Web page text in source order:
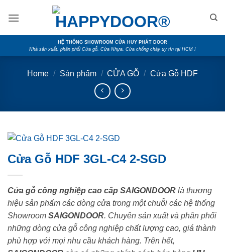
HỆ THỐNG SHOWROOM CỬA HUY PHÁT DOOR
Nhà sản xuất, phân phối Cửa gỗ, Cửa Nhựa, Cửa chống cháy uy tín tại HCM !
Home / Sản phẩm / CỬA GỖ / Cửa Gỗ HDF
Cửa Gỗ HDF 3GL-C4 2-SGD
Cửa gỗ công nghiệp cao cấp SAIGONDOOR là thương
hiệu sản phẩm các dòng cửa trong một chuỗi các hệ thống
Showroom SAIGONDOOR. Chuyên sản xuất và phân phối
những dòng cửa gỗ công nghiệp chất lượng cao, giá thành
phù hợp với mọi nhu cầu khách hàng. Trên hết,